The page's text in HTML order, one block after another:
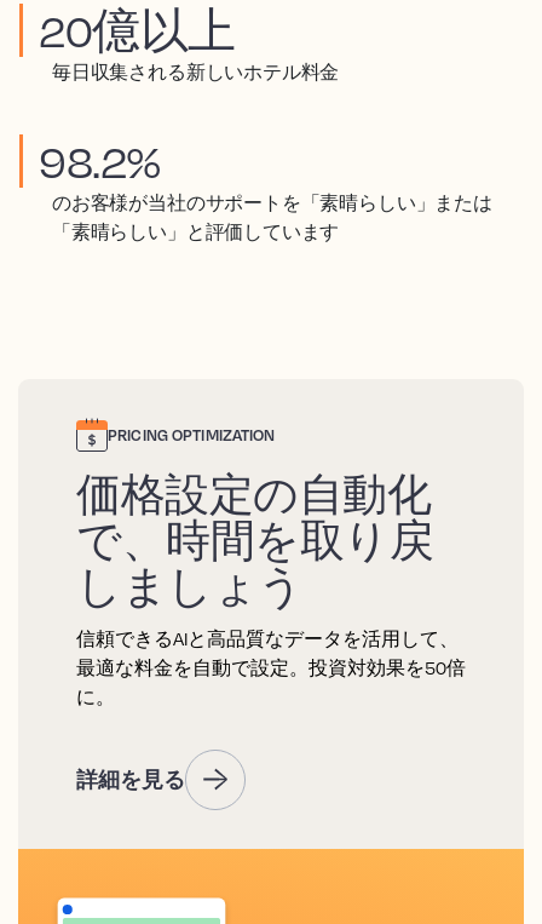
20億以上
毎日収集される新しいホテル料金
98.2%
のお客様が当社のサポートを「素晴らしい」または
「素晴らしい」と評価しています
PRICING OPTIMIZATION
価格設定の自動化
で、時間を取り戻
しましょう
信頼できるAIと高品質なデータを活用して、
最適な料金を自動で設定。投資対効果を50倍
に。
詳細を見る